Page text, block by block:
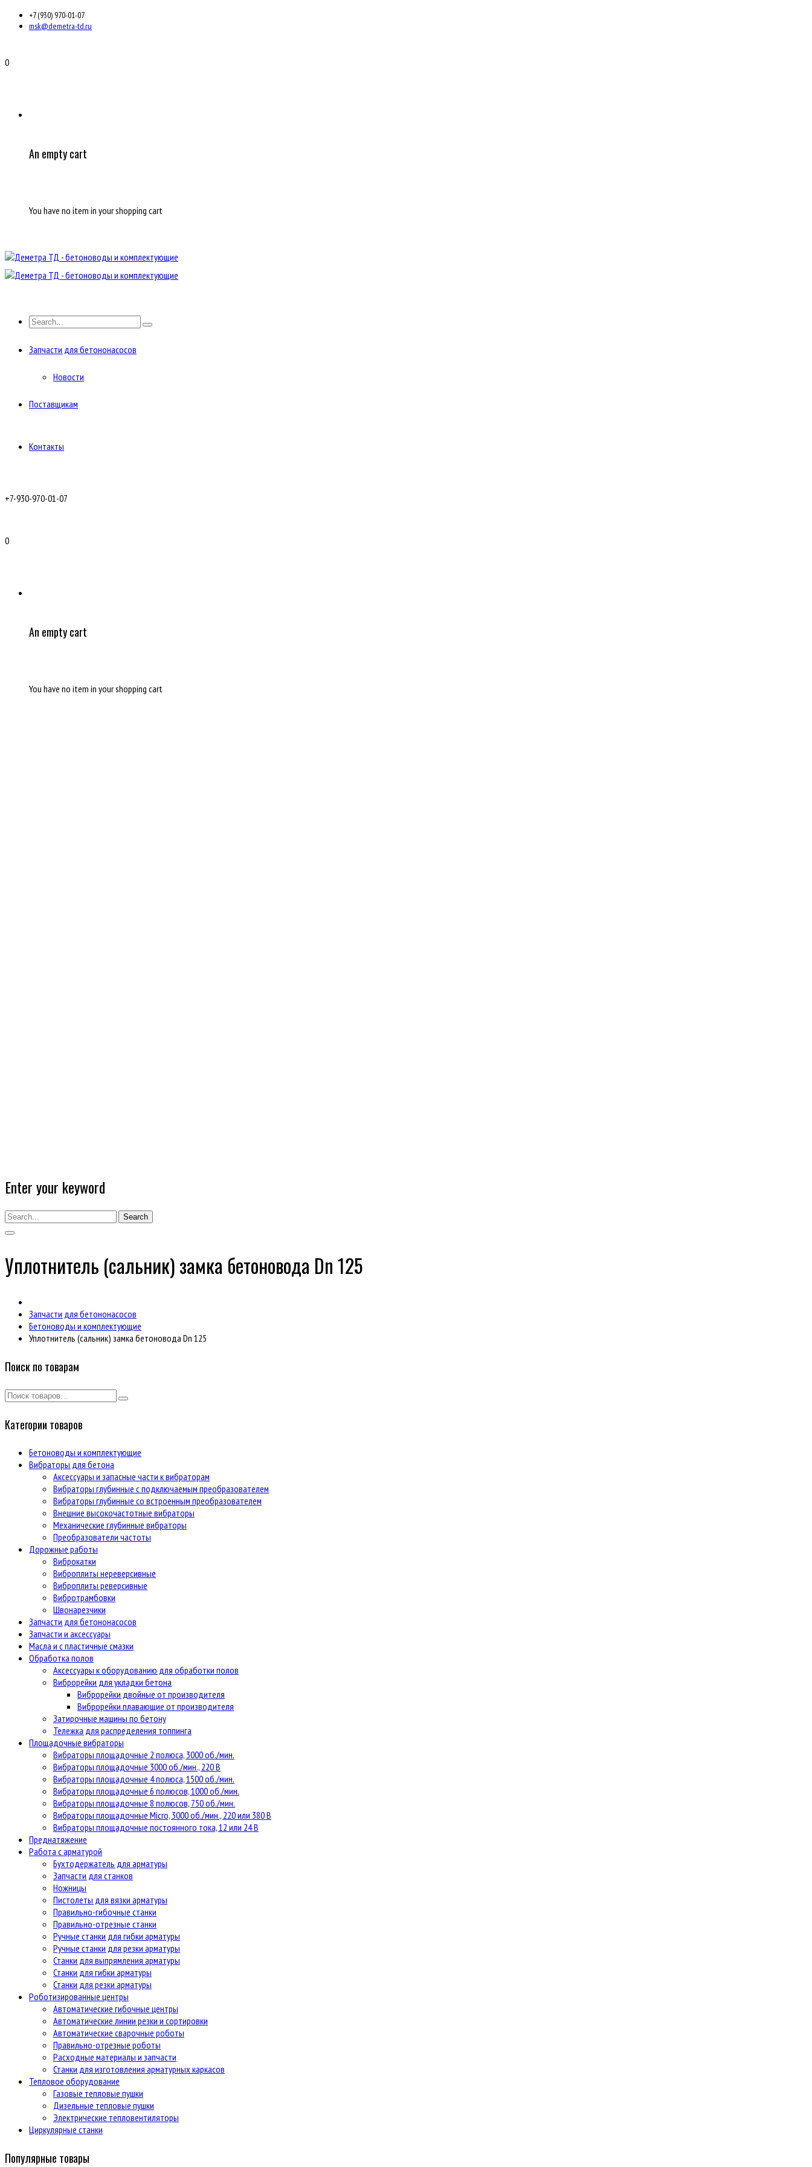
+7 (930) 970-01-07
msk@demetra-td.ru
0
An empty cart
You have no item in your shopping cart
Запчасти для бетононасосов
Новости
Поставщикам
Контакты
+7-930-970-01-07
0
An empty cart
You have no item in your shopping cart
Enter your keyword
Search
Уплотнитель (сальник) замка бетоновода Dn 125
Запчасти для бетононасосов
Бетоноводы и комплектующие
Уплотнитель (сальник) замка бетоновода Dn 125
Поиск по товарам
Категории товаров
Бетоноводы и комплектующие
Вибраторы для бетона
Аксессуары и запасные части к вибраторам
Вибраторы глубинные с подключаемым преобразователем
Вибраторы глубинные со встроенным преобразователем
Внешние высокочастотные вибраторы
Механические глубинные вибраторы
Преобразователи частоты
Дорожные работы
Виброкатки
Виброплиты нереверсивные
Виброплиты реверсивные
Вибротрамбовки
Швонарезчики
Запчасти для бетононасосов
Запчасти и аксессуары
Масла и с пластичные смазки
Обработка полов
Аксессуары к оборудованию для обработки полов
Виброрейки для укладки бетона
Виброрейки двойные от производителя
Виброрейки плавающие от производителя
Затирочные машины по бетону
Тележка для распределения топпинга
Площадочные вибраторы
Вибраторы площадочные 2 полюса, 3000 об./мин.
Вибраторы площадочные 3000 об./мин., 220 В
Вибраторы площадочные 4 полюса, 1500 об./мин.
Вибраторы площадочные 6 полюсов, 1000 об./мин.
Вибраторы площадочные 8 полюсов, 750 об./мин.
Вибраторы площадочные Micro, 3000 об./мин., 220 или 380 В
Вибраторы площадочные постоянного тока, 12 или 24 В
Преднатяжение
Работа с арматурой
Бухтодержатель для арматуры
Запчасти для станков
Ножницы
Пистолеты для вязки арматуры
Правильно-гибочные станки
Правильно-отрезные станки
Ручные станки для гибки арматуры
Ручные станки для резки арматуры
Станки для выпрямления арматуры
Станки для гибки арматуры
Станки для резки арматуры
Роботизированные центры
Автоматические гибочные центры
Автоматические линии резки и сортировки
Автоматические сварочные роботы
Правильно-отрезные роботы
Расходные материалы и запчасти
Станки для изготовления арматурных каркасов
Тепловое оборудование
Газовые тепловые пушки
Дизельные тепловые пушки
Электрические тепловентиляторы
Циркулярные станки
Популярные товары